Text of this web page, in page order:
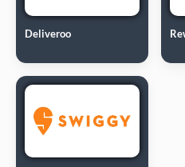
Deliveroo